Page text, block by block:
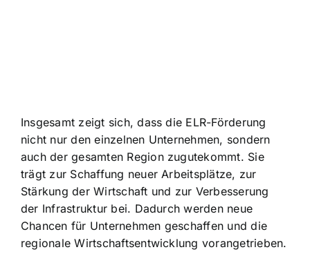
Insgesamt zeigt sich, dass die ELR-Förderung
nicht nur den einzelnen Unternehmen, sondern
auch der gesamten Region zugutekommt. Sie
trägt zur Schaffung neuer Arbeitsplätze, zur
Stärkung der Wirtschaft und zur Verbesserung
der Infrastruktur bei. Dadurch werden neue
Chancen für Unternehmen geschaffen und die
regionale Wirtschaftsentwicklung vorangetrieben.